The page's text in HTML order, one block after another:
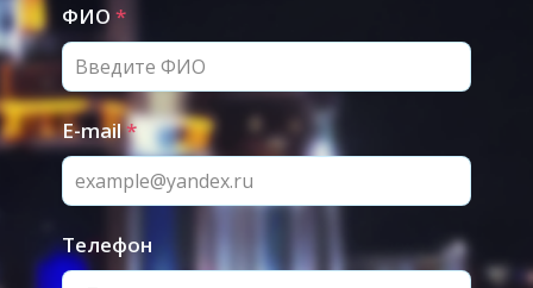
ФИО *
E-mail*
Телефон